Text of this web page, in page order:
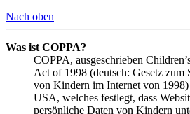
Nach oben
Was ist COPPA?
COPPA, ausgeschrieben
Act of 1998 (deutsch: Gesetz zum
von Kindern im Internet von 1998)
USA, welches festlegt, dass
persönliche Daten von Kindern